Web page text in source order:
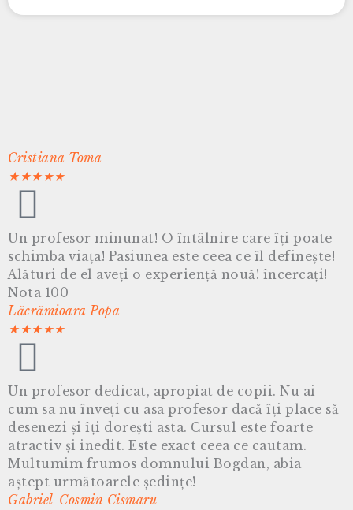
Cristiana Toma
★★★★★
Un profesor minunat! O întâlnire care îți poate
schimba viața! Pasiunea este ceea ce îl definește!
Alături de el aveți o experiență nouă! încercați!
Nota 100
Lăcrămioara Popa
★★★★★
Un profesor dedicat, apropiat de copii. Nu ai
cum sa nu înveți cu asa profesor dacă îți place să
desenezi și îți dorești asta. Cursul este foarte
atractiv și inedit. Este exact ceea ce cautam.
Multumim frumos domnului Bogdan, abia
aștept următoarele ședințe!
Gabriel-Cosmin Cismaru